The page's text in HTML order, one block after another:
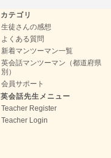
カテゴリ
生徒さんの感想
よくある質問
新着マンツーマン一覧
英会話マンツーマン（都道府県
別）
会員サポート
英会話先生メニュー
Teacher Register
Teacher Login